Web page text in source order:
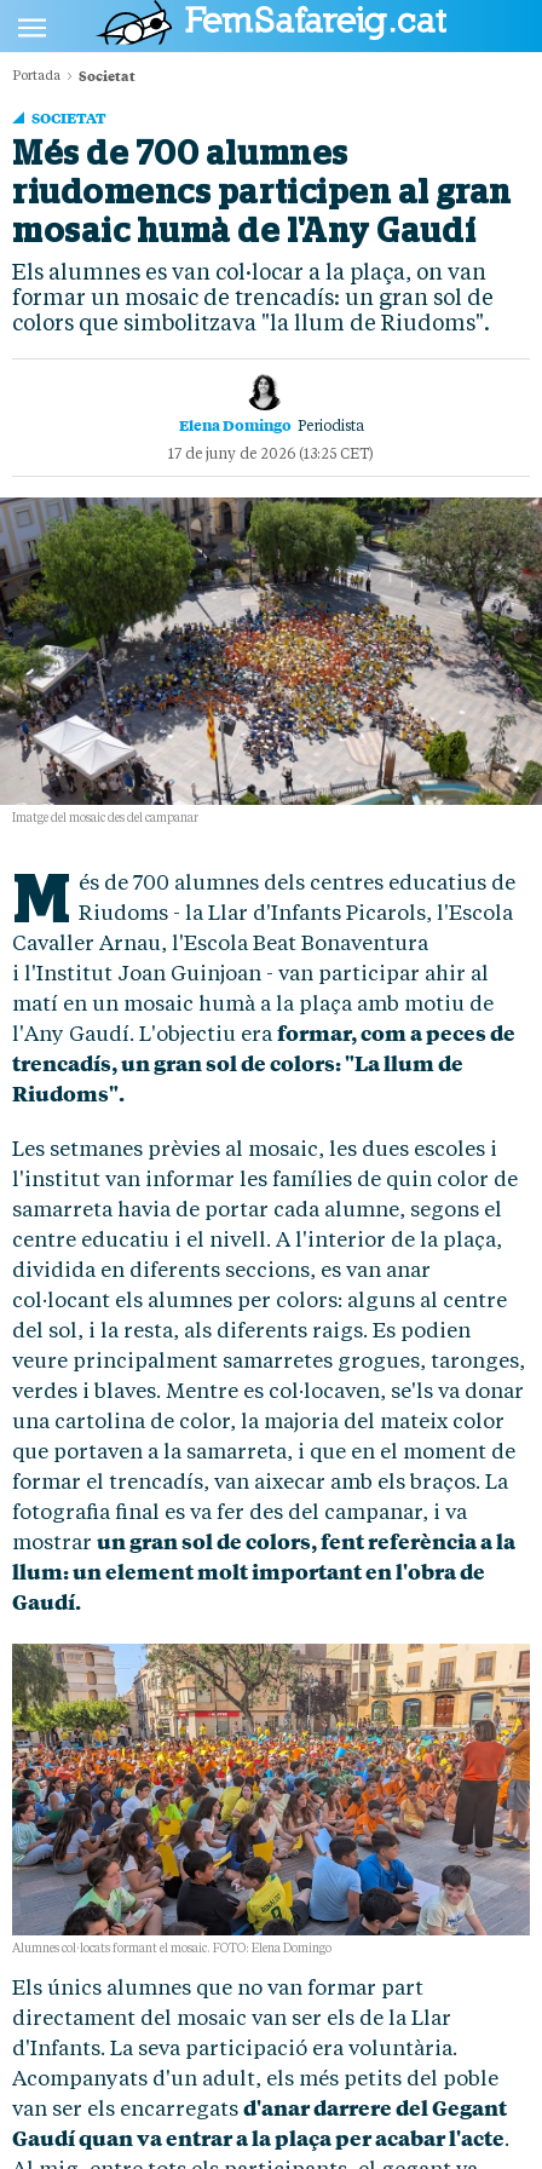
CULTURA
SOCIETAT
ESPORTS
OPINIÓ
Portada Societat
SOCIETAT
Més de 700 alumnes
riudomencs participen al gran
mosaic humà de l'Any Gaudí
Els alumnes es van col·locar a la plaça, on van
formar un mosaic de trencadís: un gran sol de
colors que simbolitzava "la llum de Riudoms".
Elena Domingo Periodista
17 de juny de 2026 (13:25 CET)
Imatge del mosaic des del campanar
M és de 700 alumnes dels centres educatius de
Riudoms - la Llar d'Infants Picarols, l'Escola
Cavaller Arnau, l'Escola Beat Bonaventura
i l'Institut Joan Guinjoan - van participar ahir al
matí en un mosaic humà a la plaça amb motiu de
l'Any Gaudí. L'objectiu era formar, com a peces de
trencadís, un gran sol de colors: "La llum de
Riudoms".
Les setmanes prèvies al mosaic, les dues escoles i
l'institut van informar les famílies de quin color de
samarreta havia de portar cada alumne, segons el
centre educatiu i el nivell. A l'interior de la plaça,
dividida en diferents seccions, es van anar
col·locant els alumnes per colors: alguns al centre
del sol, i la resta, als diferents raigs. Es podien
veure principalment samarretes grogues, taronges,
verdes i blaves. Mentre es col·locaven, se'ls va donar
una cartolina de color, la majoria del mateix color
que portaven a la samarreta, i que en el moment de
formar el trencadís, van aixecar amb els braços. La
fotografia final es va fer des del campanar, i va
mostrar un gran sol de colors, fent referència a la
llum: un element molt important en l'obra de
Gaudí.
Alumnes col·locats formant el mosaic. FOTO: Elena Domingo
Els únics alumnes que no van formar part
directament del mosaic van ser els de la Llar
d'Infants. La seva participació era voluntària.
Acompanyats d'un adult, els més petits del poble
van ser els encarregats d'anar darrere del Gegant
Gaudí quan va entrar a la plaça per acabar l'acte.